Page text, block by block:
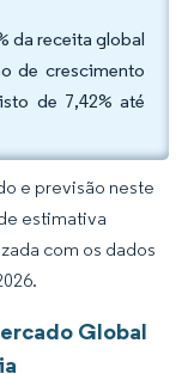
da receita global
de crescimento
de 7,42% até
e previsão neste
estimativa
com os dados
Global